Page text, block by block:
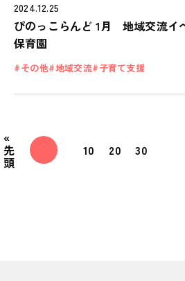
2024.12.25
ぴのっこらんど 1月 地域交流
保育園
その他 地域交流 子育て支援
«
先
頭
10 20 30